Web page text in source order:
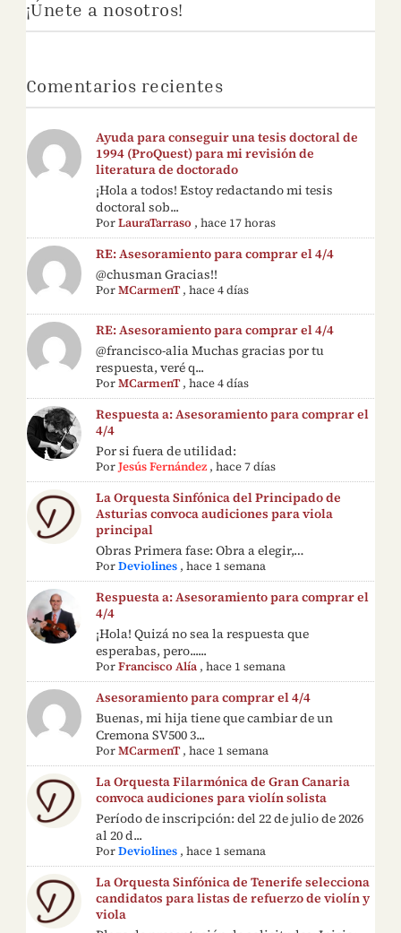
¡Únete a nosotros!
Comentarios recientes
Ayuda para conseguir una tesis doctoral de
1994 (ProQuest) para mi revisión de
literatura de doctorado
¡Hola a todos! Estoy redactando mi tesis
doctoral sob...
PorLauraTarraso ,hace 17 horas
RE: Asesoramiento para comprar el 4/4
@chusman Gracias!!
PorMCarmenT,hace 4 días
RE: Asesoramiento para comprar el 4/4
@francisco-alia Muchas gracias por tu
respuesta, veré q...
PorMCarmenT,hace 4 días
Respuesta a: Asesoramiento para comprar el
4/4
Por si fuera de utilidad:
PorJesús Fernández ,hace 7 días
La Orquesta Sinfónica del Principado de
Asturias convoca audiciones para viola
principal
Obras Primera fase: Obra a elegir,…
PorDeviolines ,hace 1 semana
Respuesta a: Asesoramiento para comprar el
4/4
¡Hola! Quizá no sea la respuesta que
esperabas, pero......
PorFrancisco Alía ,hace 1 semana
Asesoramiento para comprar el 4/4
Buenas, mi hija tiene que cambiar de un
Cremona SV500 3...
PorMCarmenT,hace 1 semana
La Orquesta Filarmónica de Gran Canaria
convoca audiciones para violín solista
Período de inscripción: del 22 de julio de 2026
al 20 d...
PorDeviolines ,hace 1 semana
La Orquesta Sinfónica de Tenerife selecciona
candidatos para listas de refuerzo de violín y
viola